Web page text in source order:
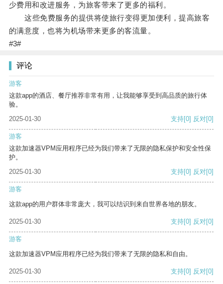
少费用和改进服务，为旅客带来了更多的福利。
这些免费服务的提供将使旅行变得更加便利，提高旅客
的满意度，也将为机场带来更多的客流量。
#3#
评论
游客
这款app的酒店、餐厅推荐非常有用，让我能够享受到高品质的旅行体
验。
2025-01-30
支持[0] 反对[0]
游客
这款加速器VPM应用程序已经为我们带来了无限的隐私保护和安全性保
护。
2025-01-30
支持[0] 反对[0]
游客
这款app的用户群体非常庞大，我可以结识到来自世界各地的朋友。
2025-01-30 支持[0] 反对[0]
游客
这款加速器VPM应用程序已经为我们带来了无限的隐私和自由。
2025-01-30 支持[0] 反对[0]